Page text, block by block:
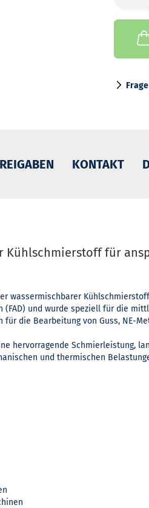
KONTAKT
Kühlschmierstoff für
wassermischbarer
(FAD) und wurde speziell für die
die Bearbeitung von Guss, NE-
hervorragende Schmierleistung,
und thermischen